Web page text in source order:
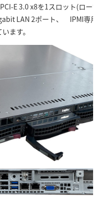
E 3.0 x8を1スロット(ロー
LAN 2ポート、 IPMI専用
ます。